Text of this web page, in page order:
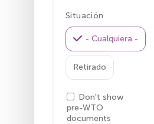
Situación
- Cualquiera -
Retirado
Don't show
pre-WTO
documents